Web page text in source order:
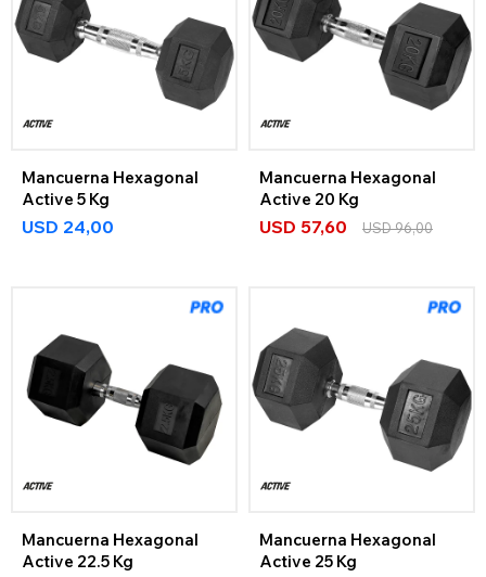
Mancuerna Hexagonal
Active 5 Kg
USD 24,00
Mancuerna Hexagonal
Active 20 Kg
USD 57,60 USD96,00
Mancuerna Hexagonal
Active 22.5 Kg
Mancuerna Hexagonal
Active 25 Kg